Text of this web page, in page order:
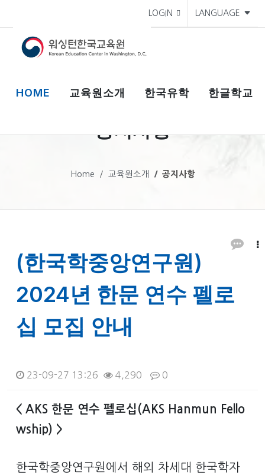
LOGIN LANGUAGE
HOME 교육원소개 한국유학 한글학교
공지사항
Home 교육원소개 공지사항
(한국학중앙연구원)
2024년 한문 연수 펠로
십 모집 안내
23-09-27 13:26 4,290 0
본문
< AKS 한문 연수 펠로십(AKS Hanmun Fello
wship) >
한국학중앙연구원에서 해외 차세대 한국학자